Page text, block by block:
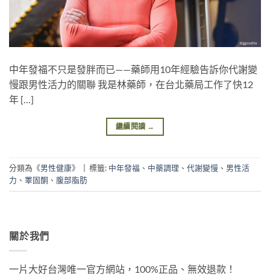
中年發福不只是發胖而已——藥師用10年經驗告訴你代謝變
慢跟男性活力的關聯 我是林藥師，在台北藥局工作了快12
年 […]
繼續閱讀 →
分類為《男性健康》 標籤: 中年發福 、 中藥調理 、 代謝變慢 、 男性活
力 、 睪固酮 、 腹部脂肪
關於我們
一片大好台灣唯一官方網站，100%正品、無效退款！